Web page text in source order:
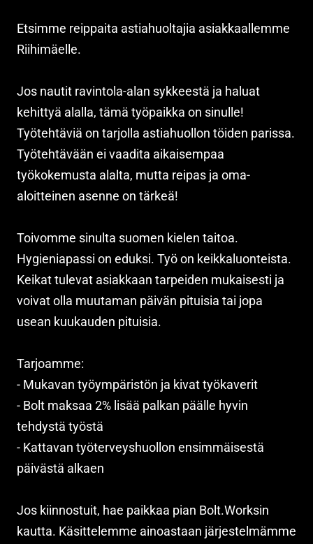
Etsimme reippaita astiahuoltajia asiakkaallemme
Riihimäelle.
Jos nautit ravintola-alan sykkeestä ja haluat
kehittyä alalla, tämä työpaikka on sinulle!
Työtehtäviä on tarjolla astiahuollon töiden parissa.
Työtehtävään ei vaadita aikaisempaa
työkokemusta alalta, mutta reipas ja oma-
aloitteinen asenne on tärkeä!
Toivomme sinulta suomen kielen taitoa.
Hygieniapassi on eduksi. Työ on keikkaluonteista.
Keikat tulevat asiakkaan tarpeiden mukaisesti ja
voivat olla muutaman päivän pituisia tai jopa
usean kuukauden pituisia.
Tarjoamme:
- Mukavan työympäristön ja kivat työkaverit
- Bolt maksaa 2% lisää palkan päälle hyvin
tehdystä työstä
- Kattavan työterveyshuollon ensimmäisestä
päivästä alkaen
Jos kiinnostuit, hae paikkaa pian Bolt.Worksin
kautta. Käsittelemme ainoastaan järjestelmämme